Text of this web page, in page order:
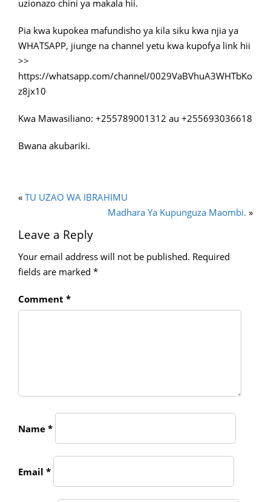
uzionazo chini ya makala hii.
Pia kwa kupokea mafundisho ya kila siku kwa njia ya
WHATSAPP, jiunge na channel yetu kwa kupofya link hii
>>
https://whatsapp.com/channel/0029VaBVhuA3WHTbKo
z8jx10
Kwa Mawasiliano: +255789001312 au +255693036618
Bwana akubariki.
« TU UZAO WA IBRAHIMU
Madhara Ya Kupunguza Maombi. »
Leave a Reply
Your email address will not be published. Required
fields are marked *
Comment *
Name *
Email *